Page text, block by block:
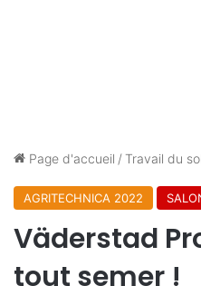
Page d'accueil /Travail du
AGRITECHNICA 2022
Väderstad
tout semer !